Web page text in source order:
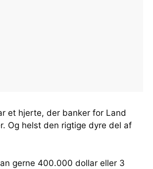
et hjerte, der banker for Land
Og helst den rigtige dyre del af
gerne 400.000 dollar eller 3